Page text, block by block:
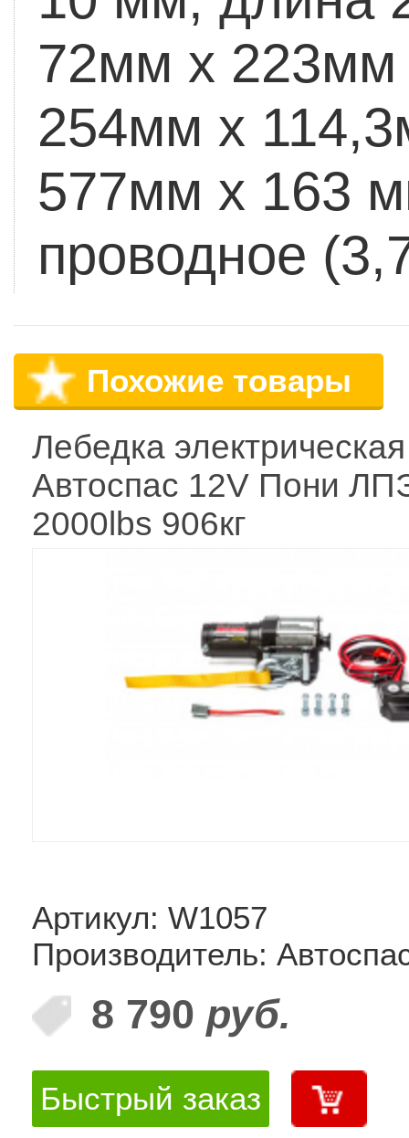
72мм х 223мм
254мм х
577мм х 163
проводное
Похожие товары
Лебедка электрическая
Автоспас 12V Пони
2000lbs 906кг
Артикул: W1057
Производитель:
8 790 руб.
Быстрый заказ